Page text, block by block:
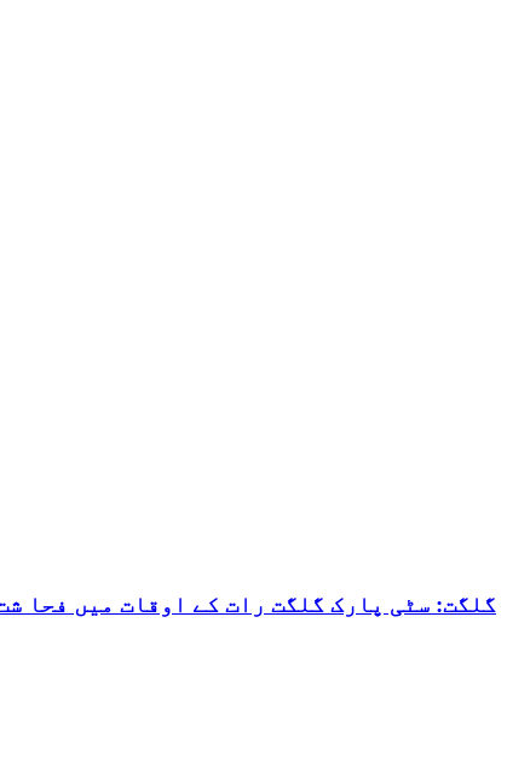
گلگت: سٹی پارک گلگت رات کے اوقات میں فحا